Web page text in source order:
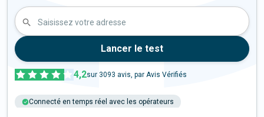
Saisissez votre adresse
Lancer le test
4,2sur 3093 avis, par Avis Vérifiés
Connecté en temps réel avec les opérateurs